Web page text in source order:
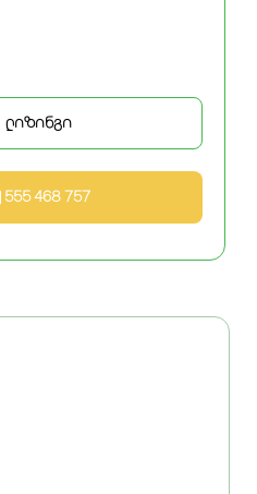
ლიზინგი
555 468 757